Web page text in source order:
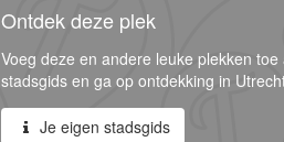
Ontdek deze plek
Voeg deze en andere leuke plekken toe
stadsgids en ga op ontdekking in
Je eigen stadsgids